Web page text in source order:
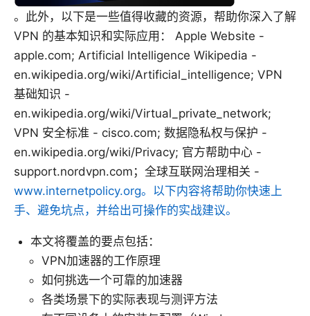
。此外，以下是一些值得收藏的资源，帮助你深入了解
VPN 的基本知识和实际应用： Apple Website -
apple.com; Artificial Intelligence Wikipedia -
en.wikipedia.org/wiki/Artificial_intelligence; VPN
基础知识 -
en.wikipedia.org/wiki/Virtual_private_network;
VPN 安全标准 - cisco.com; 数据隐私权与保护 -
en.wikipedia.org/wiki/Privacy; 官方帮助中心 -
support.nordvpn.com；全球互联网治理相关 -
www.internetpolicy.org。以下内容将帮助你快速上
手、避免坑点，并给出可操作的实战建议。
本文将覆盖的要点包括：
VPN加速器的工作原理
如何挑选一个可靠的加速器
各类场景下的实际表现与测评方法